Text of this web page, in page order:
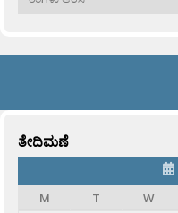
ತೇದಿಮಣೆ
M
T W